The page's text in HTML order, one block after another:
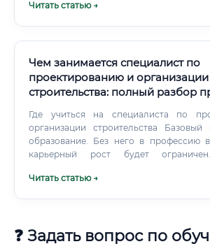
погодных условиях. Высокий
привлекательной для амбициозных
Читать статью →
Чем занимается специалист по
проектированию и организации
строительства: полный разбор
Где учиться на специалиста по
организации строительства
образование. Без него в профессию
карьерный рост будет
требуют профильный диплом.
Читать статью →
❓ Задать вопрос по